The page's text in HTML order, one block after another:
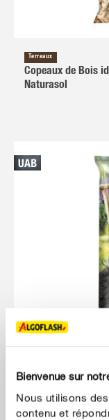
Bienvenue sur
Nous utilisons
contenu et
Terreaux
Copeaux de Bois
Naturasol